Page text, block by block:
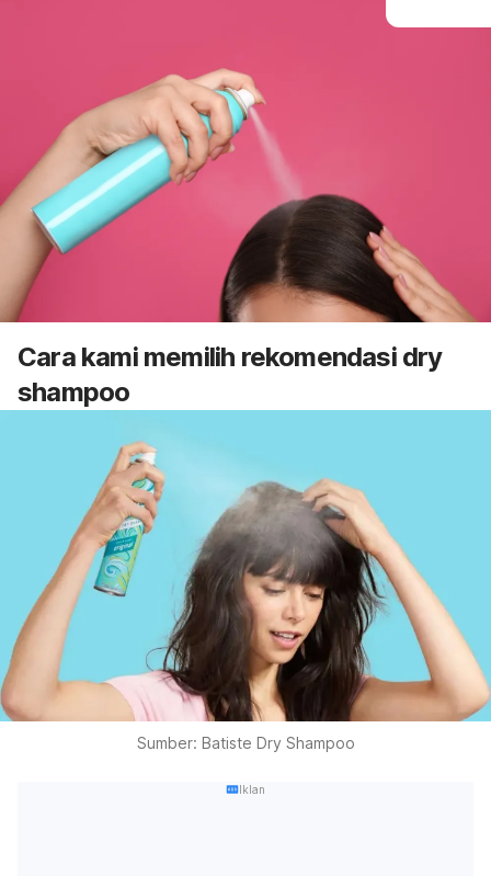
Cara kami memilih rekomendasi dry
shampoo
Sumber: Batiste Dry Shampoo
Iklan